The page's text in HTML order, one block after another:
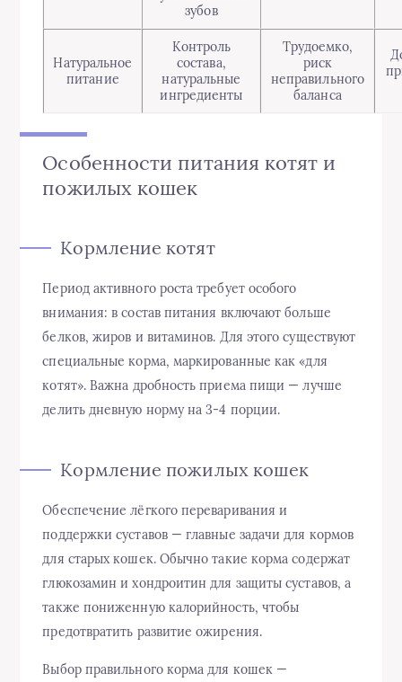
зубов
Натуральное
питание
Контроль
состава,
натуральные
ингредиенты
Трудоемко,
риск
неправильного
баланса
Особенности питания котят и
пожилых кошек
Кормление котят
Период активного роста требует особого
внимания: в состав питания включают больше
белков, жиров и витаминов. Для этого существуют
специальные корма, маркированные как «для
котят». Важна дробность приема пищи — лучше
делить дневную норму на 3-4 порции.
Кормление пожилых кошек
Обеспечение лёгкого переваривания и
поддержки суставов — главные задачи для кормов
для старых кошек. Обычно такие корма содержат
глюкозамин и хондроитин для защиты суставов, а
также пониженную калорийность, чтобы
предотвратить развитие ожирения.
Выбор правильного корма для кошек —